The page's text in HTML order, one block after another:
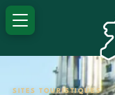
SITES TOURISTIQUES